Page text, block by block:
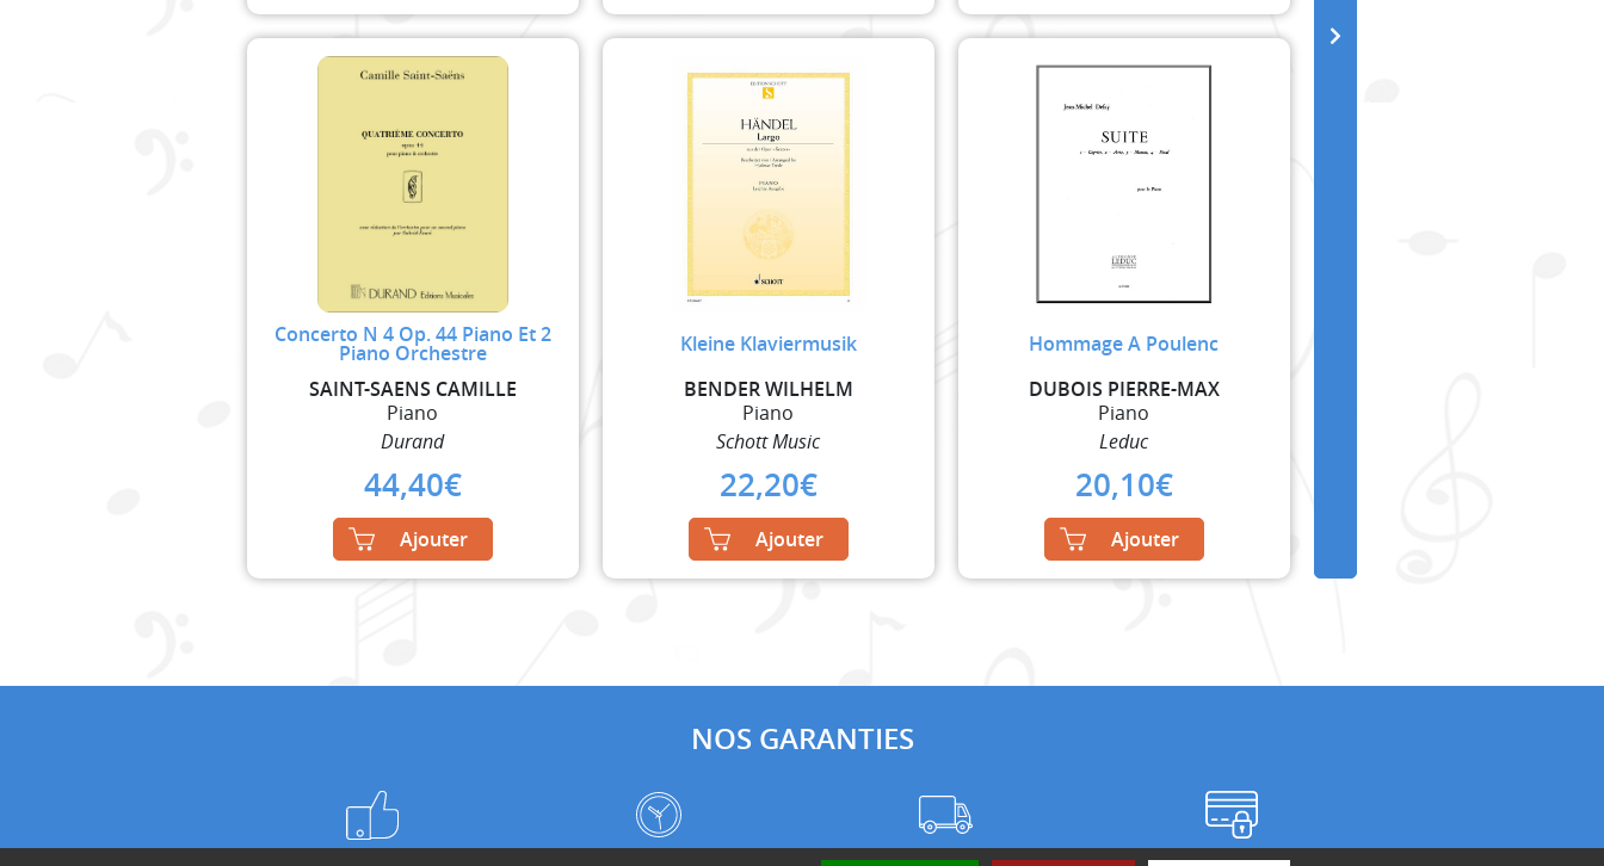
Concerto N 4 Op. 44 Piano Et 2
Piano Orchestre
SAINT-SAENS CAMILLE
Piano
Durand
44,40€
Ajouter
Kleine Klaviermusik
BENDER WILHELM
Piano
Schott Music
22,20€
Ajouter
Hommage A Poulenc
DUBOIS PIERRE-MAX
Piano
Leduc
20,10€
Ajouter
NOS GARANTIES
Frais de port à prix coûtant